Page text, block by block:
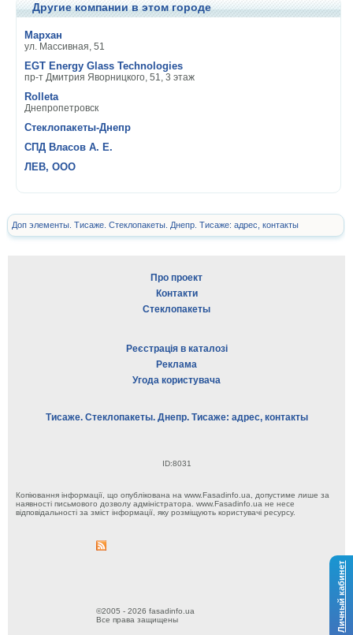
Личный кабинет
Другие компании в этом городе
Мархан
ул. Массивная, 51
EGT Energy Glass Technologies
пр-т Дмитрия Яворницкого, 51, 3 этаж
Rolleta
Днепропетровск
Стеклопакеты-Днепр
СПД Власов А. Е.
ЛЕВ, ООО
Доп элементы. Тисаже. Стеклопакеты. Днепр. Тисаже: адрес, контакты
Про проект
Контакти
Стеклопакеты
Реєстрація в каталозі
Реклама
Угода користувача
Тисаже. Стеклопакеты. Днепр. Тисаже: адрес, контакты
ID:8031
Копіювання інформації, що опублікована на www.Fasadinfo.ua, допустиме лише за
наявності письмового дозволу адміністратора. www.Fasadinfo.ua не несе
відповідальності за зміст інформації, яку розміщують користувачі ресурсу.
©2005 - 2026 fasadinfo.ua
Все права защищены